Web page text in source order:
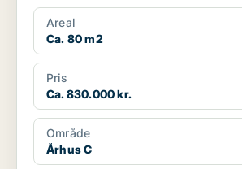
Areal
Ca. 80 m2
Pris
Ca. 830.000 kr.
Område
Århus C